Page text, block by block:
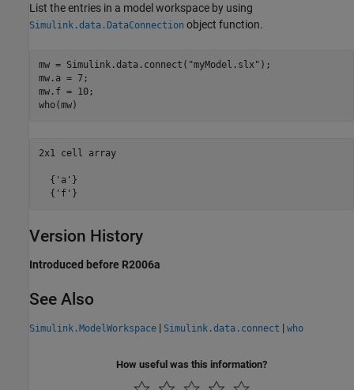
List the entries in a model workspace by using
Simulink.data.DataConnection object function.
mw = Simulink.data.connect( "myModel.slx" );
mw.a = 7;
mw.f = 10;
2x1 cell array
  {'a'}
Version History
Introduced before R2006a
See Also
Simulink.ModelWorkspace | Simulink.data.connect | who
How useful was this information?